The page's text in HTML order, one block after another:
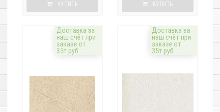
КУПИТЬ КУПИТЬ
Доставка за
наш счёт при
заказе от
35т.руб
Доставка за
наш счёт при
заказе от
35т.руб